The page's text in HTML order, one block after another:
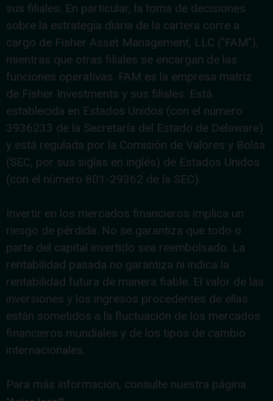
sus filiales. En particular, la toma de decisiones
sobre la estrategia diaria de la cartera corre a
cargo de Fisher Asset Management, LLC ("FAM"),
mientras que otras filiales se encargan de las
funciones operativas. FAM es la empresa matriz
de Fisher Investments y sus filiales. Está
establecida en Estados Unidos (con el número
3936233 de la Secretaría del Estado de Delaware)
y está regulada por la Comisión de Valores y Bolsa
(SEC, por sus siglas en inglés) de Estados Unidos
(con el número 801-29362 de la SEC).
Invertir en los mercados financieros implica un
riesgo de pérdida. No se garantiza que todo o
parte del capital invertido sea reembolsado. La
rentabilidad pasada no garantiza ni indica la
rentabilidad futura de manera fiable. El valor de las
inversiones y los ingresos procedentes de ellas
están sometidos a la fluctuación de los mercados
financieros mundiales y de los tipos de cambio
internacionales.
Para más información, consulte nuestra página